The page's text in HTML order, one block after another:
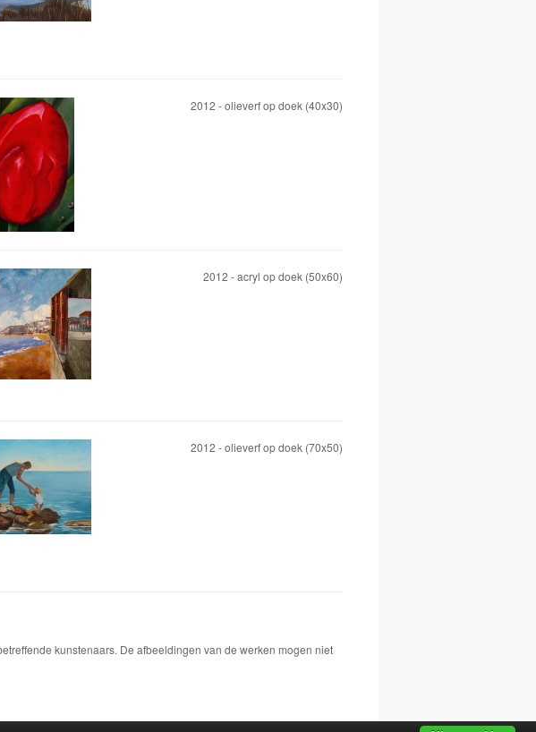
2012 - olieverf op doek (40x30)
2012 - acryl op doek (50x60)
2012 - olieverf op doek (70x50)
kunstenaars. De afbeeldingen van de werken mogen niet